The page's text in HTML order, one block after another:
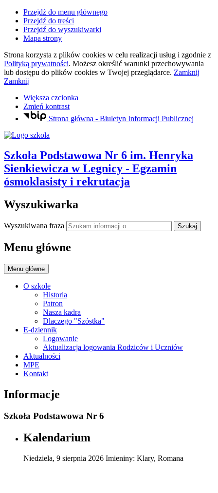
Przejdź do menu głównego
Przejdź do treści
Przejdź do wyszukiwarki
Mapa strony
Strona korzysta z plików cookies w celu realizacji usług i zgodnie z
Polityką prywatności. Możesz określić warunki przechowywania
lub dostępu do plików cookies w Twojej przeglądarce. Zamknij
Zamknij
Większa czcionka
Zmień kontrast
Strona główna - Biuletyn Informacji Publicznej
Szkoła Podstawowa Nr 6 im. Henryka
Sienkiewicza w Legnicy - Egzamin
ósmoklasisty i rekrutacja
Wyszukiwarka
Wyszukiwana fraza Szukaj
Menu główne
Menu główne
O szkole
Historia
Patron
Nasza kadra
Dlaczego "Szóstka"
E-dziennik
Logowanie
Aktualizacja logowania Rodziców i Uczniów
Aktualności
MPE
Kontakt
Informacje
Szkoła Podstawowa Nr 6
Kalendarium
Niedziela, 9 sierpnia 2026 Imieniny: Klary, Romana